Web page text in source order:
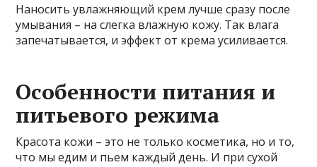
Наносить увлажняющий крем лучше сразу после
умывания – на слегка влажную кожу. Так влага
запечатывается, и эффект от крема усиливается.
Особенности питания и
питьевого режима
Красота кожи – это не только косметика, но и то,
что мы едим и пьем каждый день. И при сухой